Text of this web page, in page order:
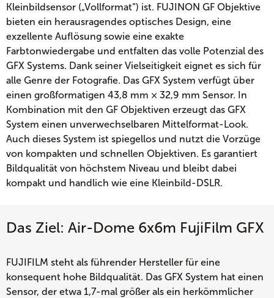
Kleinbildsensor („Vollformat“) ist. FUJINON GF Objektive
bieten ein herausragendes optisches Design, eine
exzellente Auflösung sowie eine exakte
Farbtonwiedergabe und entfalten das volle Potenzial des
GFX Systems. Dank seiner Vielseitigkeit eignet es sich für
alle Genre der Fotografie. Das GFX System verfügt über
einen großformatigen 43,8 mm × 32,9 mm Sensor. In
Kombination mit den GF Objektiven erzeugt das GFX
System einen unverwechselbaren Mittelformat-Look.
Auch dieses System ist spiegellos und nutzt die Vorzüge
von kompakten und schnellen Objektiven. Es garantiert
Bildqualität von höchstem Niveau und bleibt dabei
kompakt und handlich wie eine Kleinbild-DSLR.
Das Ziel: Air-Dome 6x6m FujiFilm GFX
FUJIFILM steht als führender Hersteller für eine
konsequent hohe Bildqualität. Das GFX System hat einen
Sensor, der etwa 1,7-mal größer als ein herkömmlicher